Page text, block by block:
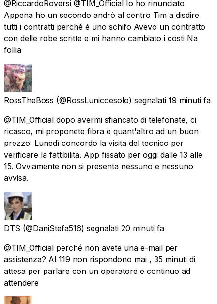
@RiccardoRoversi @TIM_Official Io ho rinunciato
Appena ho un secondo andrò al centro Tim a disdire
tutti i contratti perché è uno schifo Avevo un contratto
con delle robe scritte e mi hanno cambiato i costi Na
follia
RossTheBoss (@RossLunicoesolo) segnalati 19 minuti fa
@TIM_Official dopo avermi sfiancato di telefonate, ci
ricasco, mi proponete fibra e quant'altro ad un buon
prezzo. Lunedì concordo la visita del tecnico per
verificare la fattibilità. App fissato per oggi dalle 13 alle
15. Ovviamente non si presenta nessuno e nessuno
avvisa.
DTS (@DaniStefa516) segnalati 20 minuti fa
@TIM_Official perché non avete una e-mail per
assistenza? Al 119 non rispondono mai , 35 minuti di
attesa per parlare con un operatore e continuo ad
attendere